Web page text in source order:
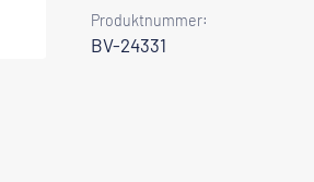
Produktnummer:
BV-24331